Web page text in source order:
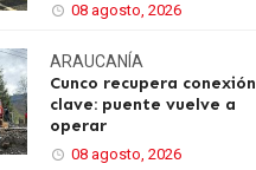
08 agosto, 2026
ARAUCANÍA
Cunco recupera conexión
clave: puente vuelve a
operar
08 agosto, 2026